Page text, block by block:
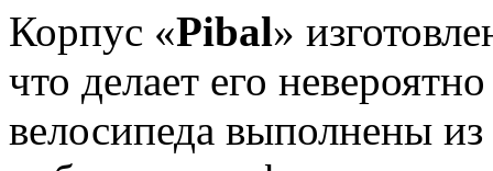
Корпус «Pibal»
что делает его
велосипеда выполнены